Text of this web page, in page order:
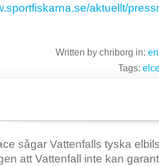
aktuellt/
Written by chriborg in:
Tags:
sågar Vattenfalls tyska
att Vattenfall inte kan